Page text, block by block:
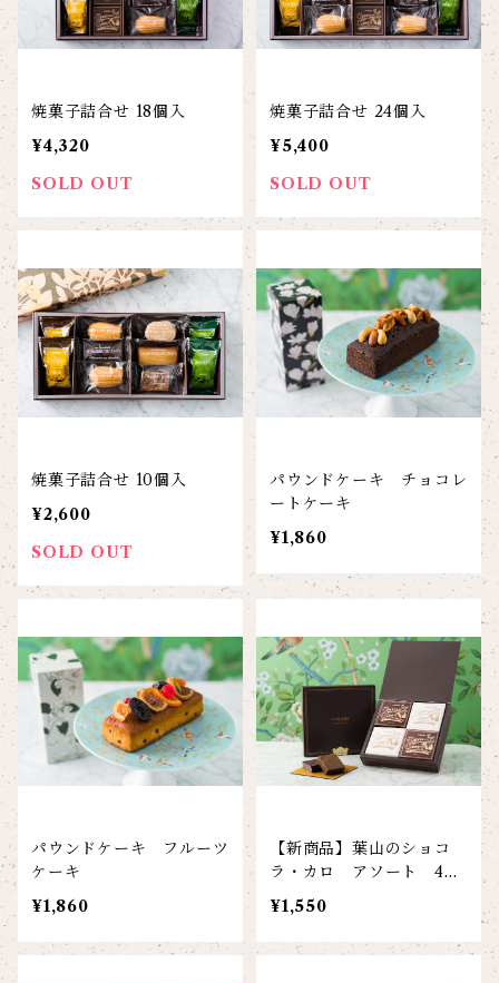
焼菓子詰合せ 18個入
¥4,320
SOLD OUT
焼菓子詰合せ 24個入
¥5,400
SOLD OUT
焼菓子詰合せ 10個入
¥2,600
SOLD OUT
パウンドケーキ チョコレ
ートケーキ
¥1,860
パウンドケーキ フルーツ
ケーキ
¥1,860
【新商品】葉山のショコ
ラ・カロ アソート 4個
入
¥1,550